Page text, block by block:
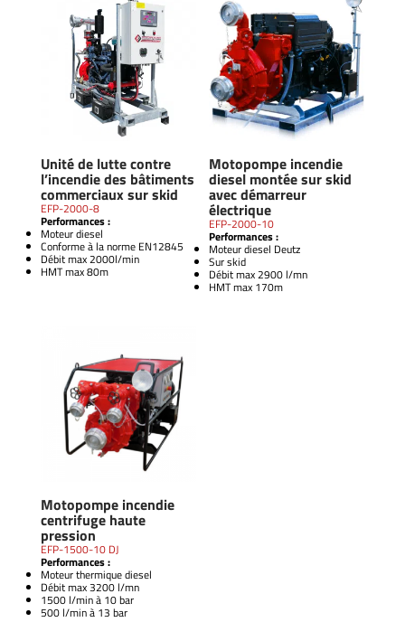
Unité de lutte contre
l’incendie des bâtiments
commerciaux sur skid
EFP-2000-8
Performances :
Moteur diesel
Conforme à la norme EN12845
Débit max 2000l/min
HMT max 80m
Motopompe incendie
diesel montée sur skid
avec démarreur
électrique
EFP-2000-10
Performances :
Moteur diesel Deutz
Sur skid
Débit max 2900 l/mn
HMT max 170m
Motopompe incendie
centrifuge haute
pression
EFP-1500-10 DJ
Performances :
Moteur thermique diesel
Débit max 3200 l/mn
1500 l/min à 10 bar
500 l/min à 13 bar